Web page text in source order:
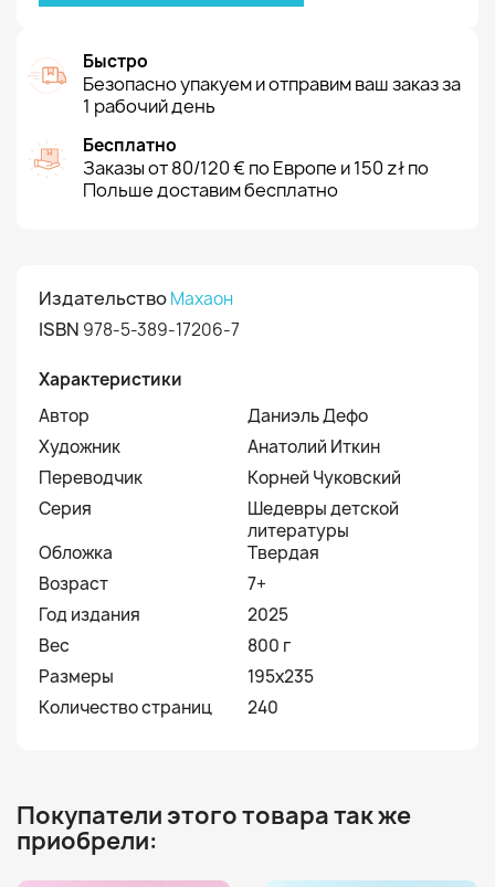
Быстро
Безопасно упакуем и отправим ваш заказ за
1 рабочий день
Бесплатно
Заказы от 80/120 € по Европе и 150 zł по
Польше доставим бесплатно
ИздательствоМахаон
ISBN 978-5-389-17206-7
Характеристики
Автор
Даниэль Дефо
Художник
Анатолий Иткин
Переводчик
Корней Чуковский
Серия
Шедевры детской
литературы
Обложка
Твердая
Возраст
7+
Год издания
2025
Вес
800 г
Размеры
195х235
Количество страниц
240
Покупатели этого товара так же
приобрели: